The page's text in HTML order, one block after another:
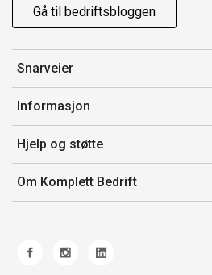
Gå til bedriftsbloggen
Snarveier
Min side
Ordreoversikt
Mine produkter
Informasjon
Salgsbetingelser
Avtalevilkår for Komplett Bedrift Pluss
Produsenter
Hjelp og støtte
Kontakt oss
Retur
Ofte stilte spørsmål
Om Komplett Bedrift